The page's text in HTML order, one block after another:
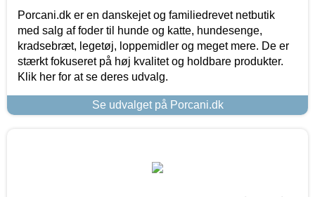
Porcani.dk er en danskejet og familiedrevet netbutik
med salg af foder til hunde og katte, hundesenge,
kradsebræt, legetøj, loppemidler og meget mere. De er
stærkt fokuseret på høj kvalitet og holdbare produkter.
Klik her for at se deres udvalg.
Se udvalget på Porcani.dk